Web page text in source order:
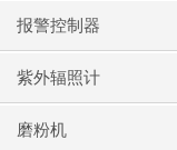
报警控制器
紫外辐照计
磨粉机